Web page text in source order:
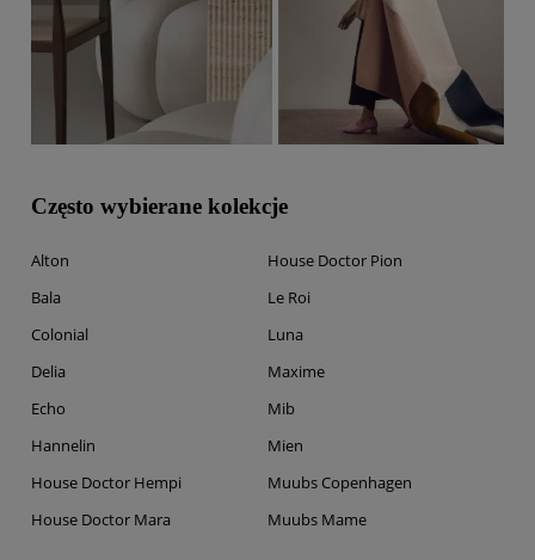
Często wybierane kolekcje
Alton
Bala
Colonial
Delia
Echo
Hannelin
House Doctor Hempi
House Doctor Mara
House Doctor Pion
Le Roi
Luna
Maxime
Mib
Mien
Muubs Copenhagen
Muubs Mame